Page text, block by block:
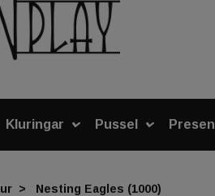
Kluringar Pussel
Nesting Eagles (1000)